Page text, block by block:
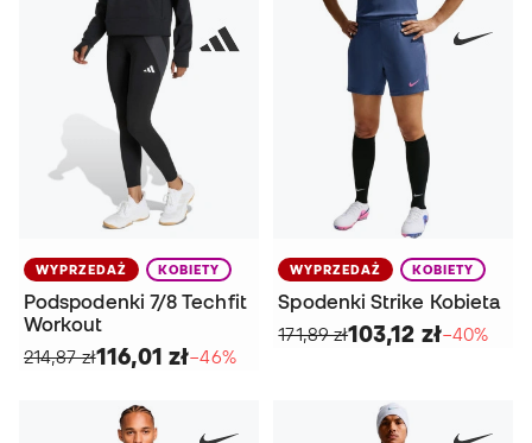
WYPRZEDAŻ KOBIETY
Podspodenki 7/8 Techfit
Workout
214,87 zł116,01 zł−46%
WYPRZEDAŻ KOBIETY
Spodenki Strike Kobieta
171,89 zł103,12 zł−40%